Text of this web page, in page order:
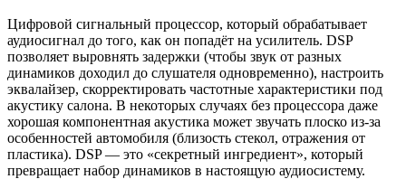
Цифровой сигнальный процессор, который обрабатывает
аудиосигнал до того, как он попадёт на усилитель. DSP
позволяет выровнять задержки (чтобы звук от разных
динамиков доходил до слушателя одновременно), настроить
эквалайзер, скорректировать частотные характеристики под
акустику салона. В некоторых случаях без процессора даже
хорошая компонентная акустика может звучать плоско из-за
особенностей автомобиля (близость стекол, отражения от
пластика). DSP — это «секретный ингредиент», который
превращает набор динамиков в настоящую аудиосистему.